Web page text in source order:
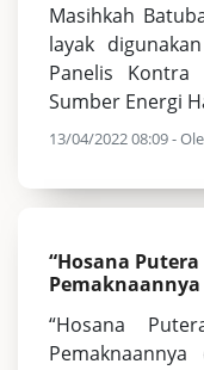
Masihkah
layak
Panelis Kontra
Sumber Energi
13/04/2022 08:09 -
“Hosana
“Hosana